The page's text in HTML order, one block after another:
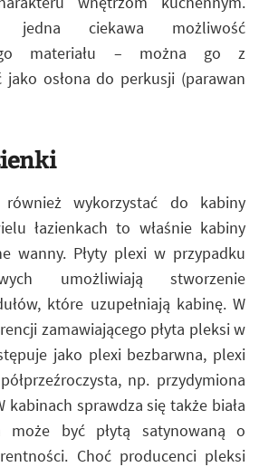
jedna ciekawa możliwość
materiału – można go z
jako osłona do perkusji (parawan
również wykorzystać do kabiny
łazienkach to właśnie kabiny
wanny. Płyty plexi w przypadku
umożliwiają stworzenie
które uzupełniają kabinę. W
zamawiającego płyta pleksi w
jako plexi bezbarwna, plexi
np. przydymiona
kabinach sprawdza się także biała
być płytą satynowaną o
Choć producenci pleksi